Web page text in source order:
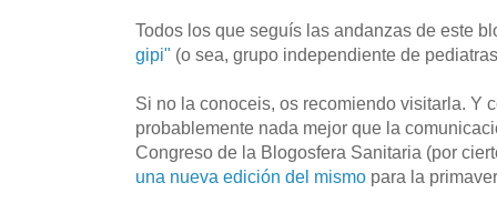
Todos los que seguís las andanzas de este
gipi" (o sea, grupo independiente de
Si no la conoceis, os recomiendo visitarla. Y
probablemente nada mejor que la
Congreso de la Blogosfera Sanitaria (por
una nueva edición del mismo para la